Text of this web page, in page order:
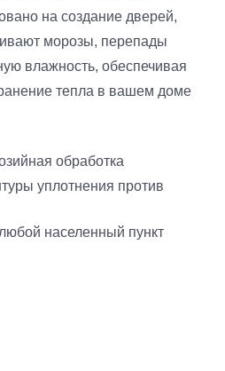
на создание дверей,
морозы, перепады
влажность, обеспечивая
тепла в вашем доме
обработка
уплотнения против
населенный пункт